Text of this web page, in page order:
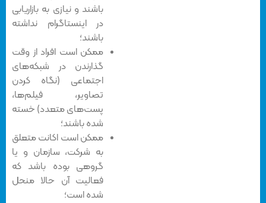
باشند و نیازی به بازاریابی
در اینستاگرام نداشته
باشند؛
ممکن است افراد از وقت
گذارندن در شبکه‌های
اجتماعی (نگاه کردن
تصاویر، فیلم‌ها،
پست‌های متعدد) خسته
شده باشند؛
ممکن است اکانت متعلق
به شرکت، سازمان و یا
گروهی بوده باشد که
فعالیت آن حالا منحل
شده است؛